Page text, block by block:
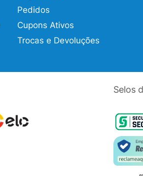
Pedidos
Cupons Ativos
Trocas e Devoluções
Selos